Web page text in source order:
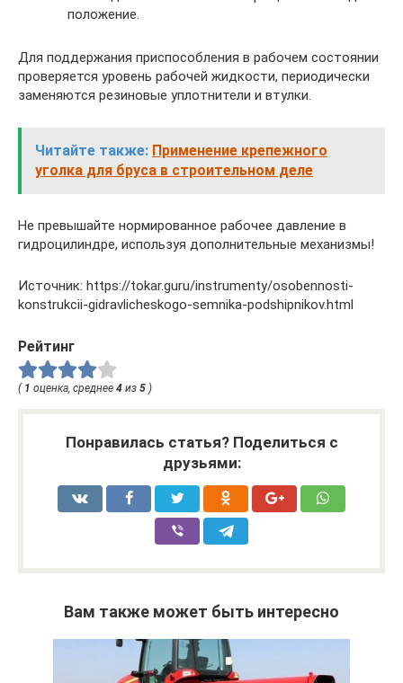
положение.
Для поддержания приспособления в рабочем состоянии
проверяется уровень рабочей жидкости, периодически
заменяются резиновые уплотнители и втулки.
Читайте также: Применение крепежного
уголка для бруса в строительном деле
Не превышайте нормированное рабочее давление в
гидроцилиндре, используя дополнительные механизмы!
Источник: https://tokar.guru/instrumenty/osobennosti-
konstrukcii-gidravlicheskogo-semnika-podshipnikov.html
Рейтинг
( 1 оценка, среднее 4 из 5 )
Понравилась статья? Поделиться с
друзьями:
Вам также может быть интересно